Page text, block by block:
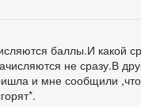
баллы.И какой
не сразу.В
и мне сообщили